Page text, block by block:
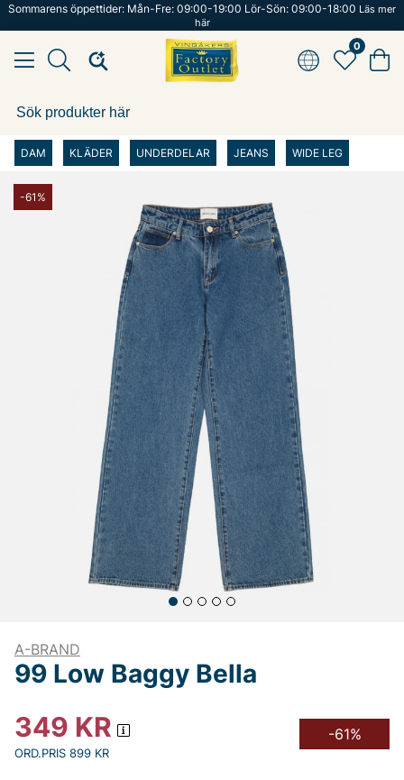
Sommarens öppettider: Mån-Fre: 09:00-19:00 Lör-Sön: 09:00-18:00 Läs mer
här
0
DAM KLÄDER UNDERDELAR JEANS WIDE LEG
-61%
A-BRAND
99 Low Baggy Bella
349 KR
ORD.PRIS 899 KR
-61%